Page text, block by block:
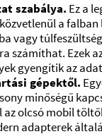
szabálya. Ez a
a falban
vagy
számíthat. Ezek
gyengítik az
gépektől.
minőségű
olcsó mobil
adapterek